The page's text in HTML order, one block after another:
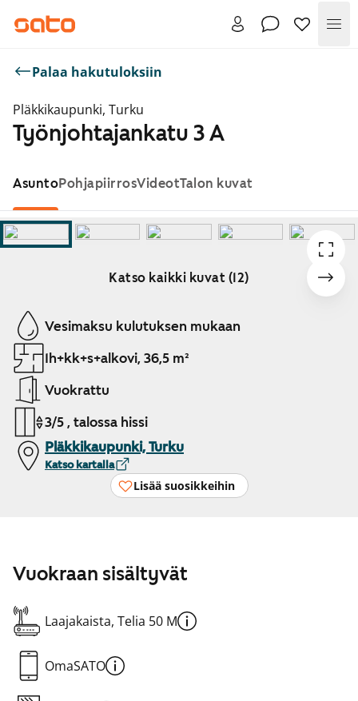
Palaa hakutuloksiin
Pläkkikaupunki, Turku
Työnjohtajankatu 3 A
AsuntoPohjapiirrosVideotTalon kuvat
Katso kaikki kuvat (12)
Näytetään dia 1 / 12
Vesimaksu kulutuksen mukaan
1h+kk+s+alkovi, 36,5 m²
Vuokrattu
3/5 , talossa hissi
Pläkkikaupunki, Turku
Katso kartalla
Lisää suosikkeihin
Vuokraan sisältyvät
Laajakaista, Telia 50 M
OmaSATO